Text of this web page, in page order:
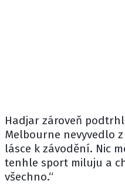
Hadjar zároveň
Melbourne nevyvedlo
lásce k závodění. Nic
tenhle sport miluju a
všechno.“